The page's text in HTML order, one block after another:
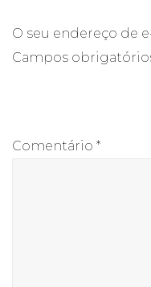
O seu endereço de
Campos
Comentário *